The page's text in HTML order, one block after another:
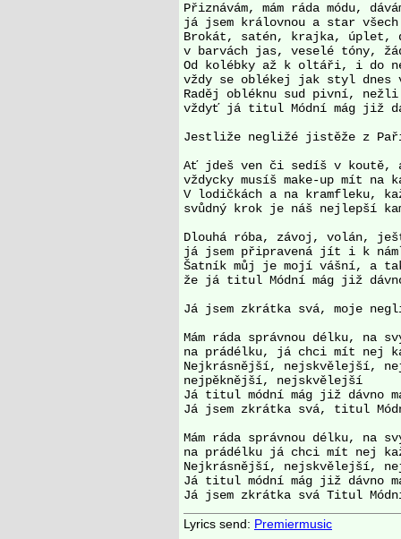
Přiznávám, mám ráda módu,
já jsem královnou a star všech
Brokát, satén, krajka, úplet,
v barvách jas, veselé tóny,
Od kolébky až k oltáři, i do
vždy se oblékej jak styl dnes
Raděj obléknu sud pivní,
vždyť já titul Módní mág již
Jestliže negližé jistěže z
Ať jdeš ven či sedíš v koutě,
vždycky musíš make-up mít na
V lodičkách a na kramfleku,
svůdný krok je náš nejlepší
Dlouhá róba, závoj, volán,
já jsem připravená jít i k
Šatník můj je mojí vášní, a
že já titul Módní mág již dávno
Já jsem zkrátka svá, moje
Mám ráda správnou délku, na
na prádélku, já chci mít nej
Nejkrásnější, nejskvělejší,
nejpěknější, nejskvělejší
Já titul módní mág již dávno
Já jsem zkrátka svá, titul
Mám ráda správnou délku, na
na prádélku já chci mít nej
Nejkrásnější, nejskvělejší,
Já titul módní mág již dávno
Lyrics send: Premiermusic